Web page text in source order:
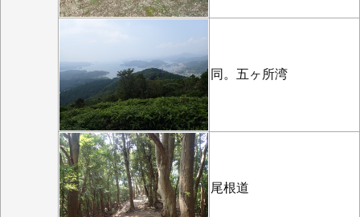
同。五ヶ所湾
尾根道